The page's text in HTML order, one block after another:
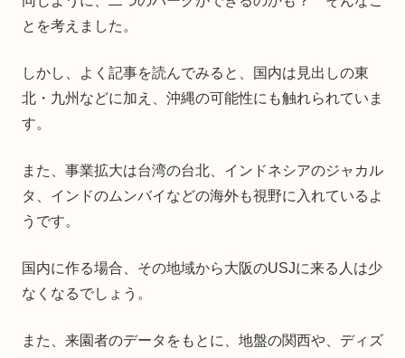
とを考えました。
しかし、よく記事を読んでみると、国内は見出しの東
北・九州などに加え、沖縄の可能性にも触れられていま
す。
また、事業拡大は台湾の台北、インドネシアのジャカル
タ、インドのムンバイなどの海外も視野に入れているよ
うです。
国内に作る場合、その地域から大阪のUSJに来る人は少
なくなるでしょう。
また、来園者のデータをもとに、地盤の関西や、ディズ